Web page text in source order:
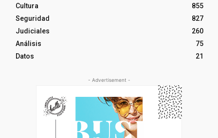
Cultura
855
Seguridad
827
Judiciales
260
Análisis
75
Datos
21
- Advertisement -